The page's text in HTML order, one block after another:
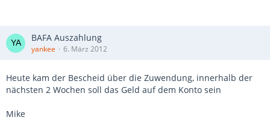
BAFA Auszahlung
yankee 6. März 2012
Heute kam der Bescheid über die Zuwendung, innerhalb der
nächsten 2 Wochen soll das Geld auf dem Konto sein
Mike